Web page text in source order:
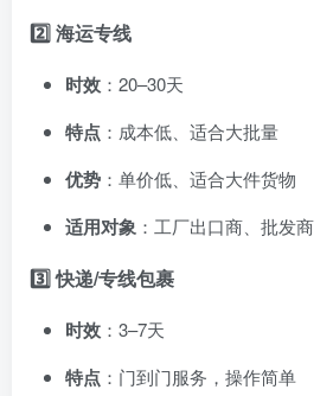
2️⃣ 海运专线
时效 ：20–30天
特点 ：成本低、适合大批量
优势 ：单价低、适合大件货物
适用对象 ：工厂出口商、批发商
3️⃣ 快递/专线包裹
时效 ：3–7天
特点 ：门到门服务，操作简单